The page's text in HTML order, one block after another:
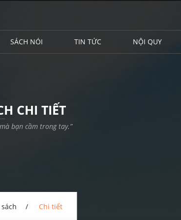
SÁCH NÓI TIN TỨC NỘI QUY
CHI TIẾT
bạn cầm trong tay.”
Chi tiết